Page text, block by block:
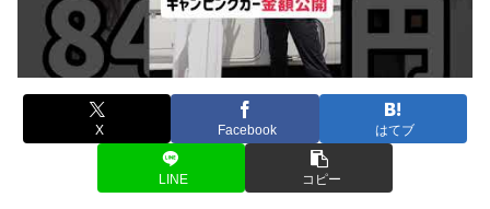
X Facebook はてブ
LINE コピー